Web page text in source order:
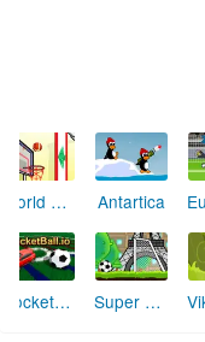
World Basketball Championship Antartica
RocketBall.io Super Soccer Star 2016 Euro Cup